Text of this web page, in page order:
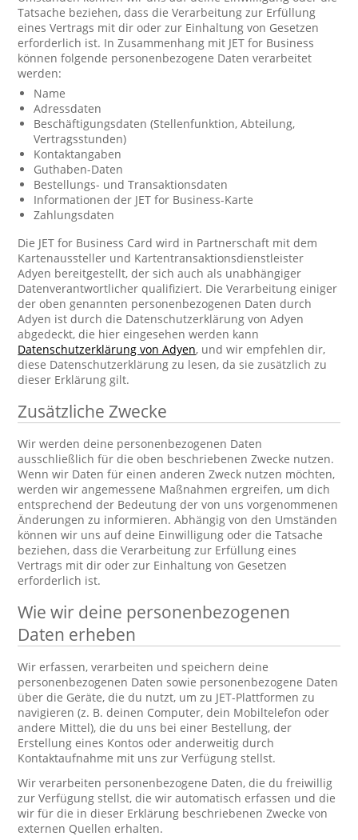
Tatsache beziehen, dass die Verarbeitung zur Erfüllung
eines Vertrags mit dir oder zur Einhaltung von Gesetzen
erforderlich ist. In Zusammenhang mit JET for Business
können folgende personenbezogene Daten verarbeitet
werden:
Name
Adressdaten
Beschäftigungsdaten (Stellenfunktion, Abteilung,
Vertragsstunden)
Kontaktangaben
Guthaben-Daten
Bestellungs- und Transaktionsdaten
Informationen der JET for Business-Karte
Zahlungsdaten
Die JET for Business Card wird in Partnerschaft mit dem
Kartenaussteller und Kartentransaktionsdienstleister
Adyen bereitgestellt, der sich auch als unabhängiger
Datenverantwortlicher qualifiziert. Die Verarbeitung einiger
der oben genannten personenbezogenen Daten durch
Adyen ist durch die Datenschutzerklärung von Adyen
abgedeckt, die hier eingesehen werden kann
Datenschutzerklärung von Adyen, und wir empfehlen dir,
diese Datenschutzerklärung zu lesen, da sie zusätzlich zu
dieser Erklärung gilt.
Zusätzliche Zwecke
Wir werden deine personenbezogenen Daten
ausschließlich für die oben beschriebenen Zwecke nutzen.
Wenn wir Daten für einen anderen Zweck nutzen möchten,
werden wir angemessene Maßnahmen ergreifen, um dich
entsprechend der Bedeutung der von uns vorgenommenen
Änderungen zu informieren. Abhängig von den Umständen
können wir uns auf deine Einwilligung oder die Tatsache
beziehen, dass die Verarbeitung zur Erfüllung eines
Vertrags mit dir oder zur Einhaltung von Gesetzen
erforderlich ist.
Wie wir deine personenbezogenen
Daten erheben
Wir erfassen, verarbeiten und speichern deine
personenbezogenen Daten sowie personenbezogene Daten
über die Geräte, die du nutzt, um zu JET-Plattformen zu
navigieren (z. B. deinen Computer, dein Mobiltelefon oder
andere Mittel), die du uns bei einer Bestellung, der
Erstellung eines Kontos oder anderweitig durch
Kontaktaufnahme mit uns zur Verfügung stellst.
Wir verarbeiten personenbezogene Daten, die du freiwillig
zur Verfügung stellst, die wir automatisch erfassen und die
wir für die in dieser Erklärung beschriebenen Zwecke von
externen Quellen erhalten.